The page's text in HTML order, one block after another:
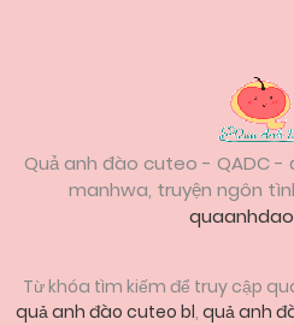
Chapter 21 31/12/2025
Quả anh đào cuteo - QADC -
manhwa, truyện ngôn
Từ khóa tìm kiếm để truy cập
quả anh đào cuteo bl, quả anh